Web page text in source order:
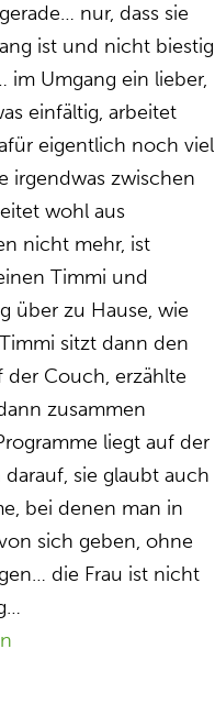
nur, dass sie
ist und nicht biestig
Umgang ein lieber,
einfältig, arbeitet
eigentlich noch viel
irgendwas zwischen
wohl aus
nicht mehr, ist
Timmi und
über zu Hause, wie
sitzt dann den
der Couch, erzählte
zusammen
liegt auf der
sie glaubt auch
bei denen man in
sich geben, ohne
die Frau ist nicht